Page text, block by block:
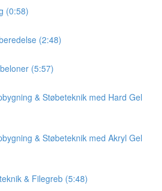
(0:58)
(2:48)
(5:57)
& Støbeteknik med Hard Gel
& Støbeteknik med Akryl Gel
& Filegreb (5:48)